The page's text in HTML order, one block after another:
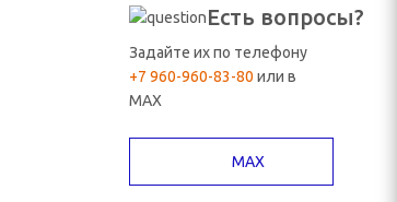
Есть вопросы?
Задайте их по телефону
+7 960-960-83-80 или в
MAX
MAX